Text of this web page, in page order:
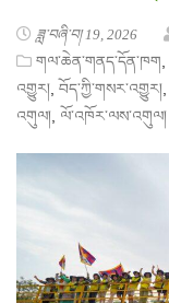
ཟླ་བཞི་བ། 19, 2026
གལ་ཆེན་གནད་དོན་ཁག,
འགྱུར།, བོད་ཀྱི་གསར་འགྱུར།,
འགུལ།, ལོ་འཁོར་ལས་འགུལ།